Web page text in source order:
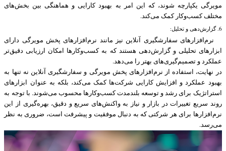
مویرگی یکپارچه شوند، که این امر به بهبود کارایی و هماهنگی بین بخش‌های
مختلف کسب‌وکار کمک می‌کند.
6. گزارش‌دهی و تحلیل:
نرم‌افزارهای سفارشگیری آنلاین نیز مانند نرم‌افزارهای پخش مویرگی دارای
ابزارهای تحلیلی و گزارش‌دهی هستند که به کسب‌وکارها امکان ارزیابی دقیق‌تر
عملکرد و تصمیم‌گیری‌های بهتر را می‌دهد.
در نهایت، استفاده از نرم‌افزارهای پخش مویرگی و سفارشگیری آنلاین نه تنها به
بهبود عملکرد و افزایش کارایی شرکت‌ها کمک می‌کند، بلکه به عنوان ابزارهای
استراتژیک برای رشد و توسعه بلندمدت کسب‌وکارها محسوب می‌شوند. با توجه به
روند سریع تغییرات در بازار و نیاز به واکنش‌های سریع و دقیق، بهره‌گیری از این
نرم‌افزارها برای هر شرکتی که به دنبال موفقیت و پیشرفت است، ضروری به نظر
می‌رسد.